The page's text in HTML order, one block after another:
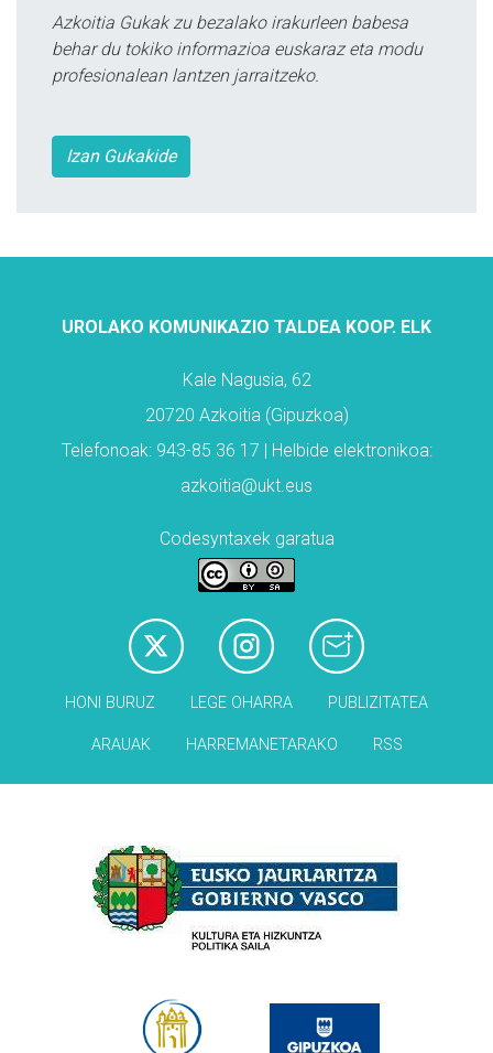
Azkoitia Gukak zu bezalako irakurleen babesa
behar du tokiko informazioa euskaraz eta modu
profesionalean lantzen jarraitzeko.
Izan Gukakide
UROLAKO KOMUNIKAZIO TALDEA KOOP. ELK
Kale Nagusia, 62
20720 Azkoitia (Gipuzkoa)
Telefonoak: 943-85 36 17 | Helbide elektronikoa:
azkoitia@ukt.eus
Codesyntaxek garatua
HONI BURUZ LEGE OHARRA PUBLIZITATEA
ARAUAK HARREMANETARAKO RSS